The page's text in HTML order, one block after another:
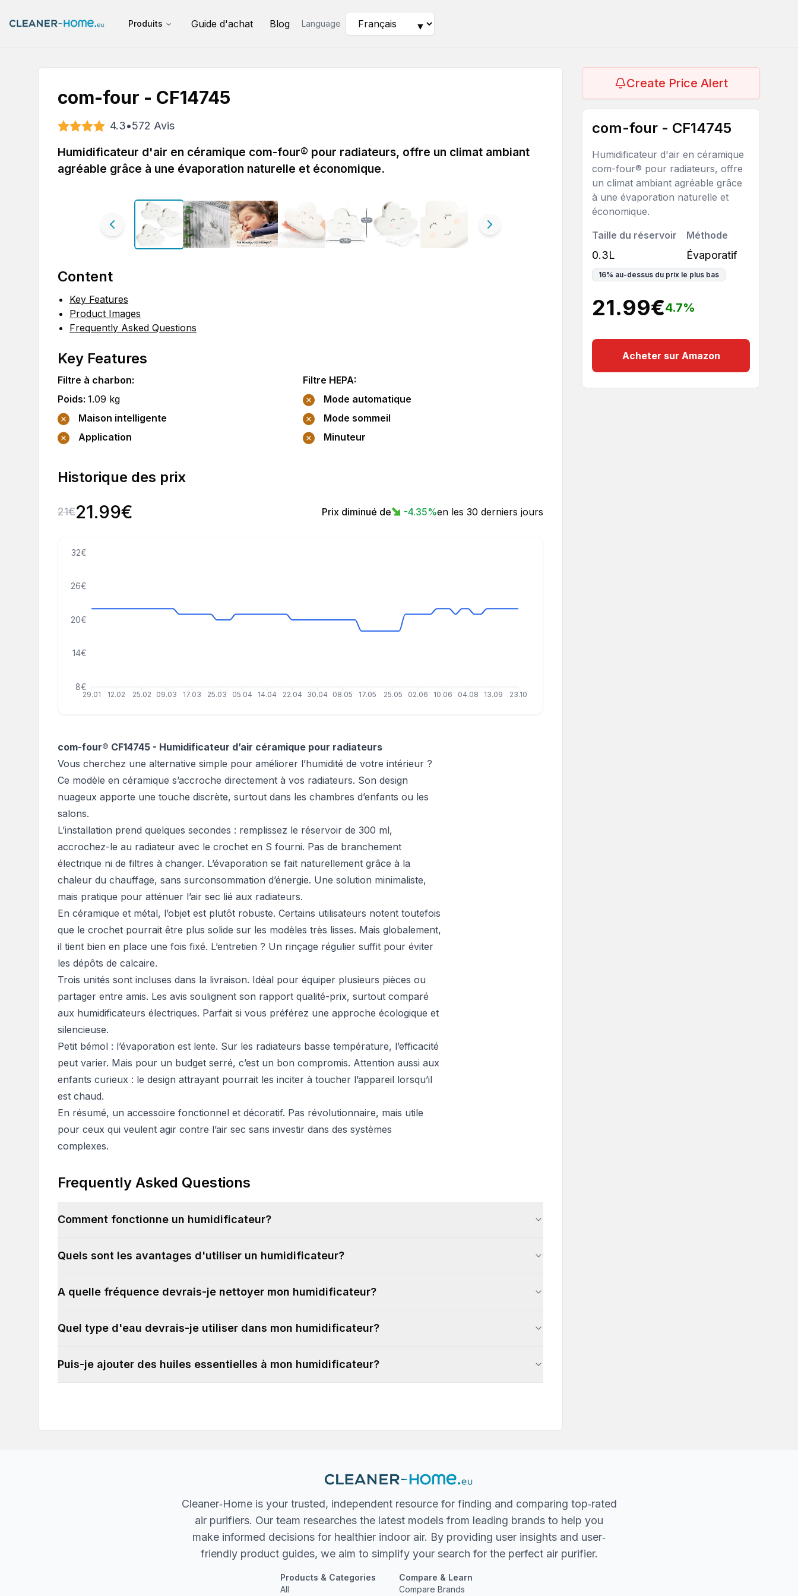
Produits Guide d'achat Blog Language ▼
com-four - CF14745
4.3•572 Avis
Humidificateur d'air en céramique com-four® pour radiateurs, offre un climat ambiant
agréable grâce à une évaporation naturelle et économique.
Content
Key Features
Product Images
Frequently Asked Questions
Key Features
Filtre à charbon: Filtre HEPA:
Poids: 1.09 kg
Mode automatique
Maison intelligente
Mode sommeil
Application
Minuteur
Historique des prix
21€21.99€ Prix diminué de -4.35%en les 30 derniers jours
29.01 12.02 25.02 09.03 17.03 25.03 05.04 14.04 22.04 30.04 08.05 17.05 25.05 02.06 10.06 04.08 13.09 23.10
8€
14€
20€
26€
32€
com-four® CF14745 - Humidificateur d’air céramique pour radiateurs
Vous cherchez une alternative simple pour améliorer l’humidité de votre intérieur ?
Ce modèle en céramique s’accroche directement à vos radiateurs. Son design
nuageux apporte une touche discrète, surtout dans les chambres d’enfants ou les
salons.
L’installation prend quelques secondes : remplissez le réservoir de 300 ml,
accrochez-le au radiateur avec le crochet en S fourni. Pas de branchement
électrique ni de filtres à changer. L’évaporation se fait naturellement grâce à la
chaleur du chauffage, sans surconsommation d’énergie. Une solution minimaliste,
mais pratique pour atténuer l’air sec lié aux radiateurs.
En céramique et métal, l’objet est plutôt robuste. Certains utilisateurs notent toutefois
que le crochet pourrait être plus solide sur les modèles très lisses. Mais globalement,
il tient bien en place une fois fixé. L’entretien ? Un rinçage régulier suffit pour éviter
les dépôts de calcaire.
Trois unités sont incluses dans la livraison. Idéal pour équiper plusieurs pièces ou
partager entre amis. Les avis soulignent son rapport qualité-prix, surtout comparé
aux humidificateurs électriques. Parfait si vous préférez une approche écologique et
silencieuse.
Petit bémol : l’évaporation est lente. Sur les radiateurs basse température, l’efficacité
peut varier. Mais pour un budget serré, c’est un bon compromis. Attention aussi aux
enfants curieux : le design attrayant pourrait les inciter à toucher l’appareil lorsqu’il
est chaud.
En résumé, un accessoire fonctionnel et décoratif. Pas révolutionnaire, mais utile
pour ceux qui veulent agir contre l’air sec sans investir dans des systèmes
complexes.
Frequently Asked Questions
Comment fonctionne un humidificateur?
Quels sont les avantages d'utiliser un humidificateur?
A quelle fréquence devrais-je nettoyer mon humidificateur?
Quel type d'eau devrais-je utiliser dans mon humidificateur?
Puis-je ajouter des huiles essentielles à mon humidificateur?
Create Price Alert
com-four - CF14745
Humidificateur d'air en céramique
com-four® pour radiateurs, offre
un climat ambiant agréable grâce
à une évaporation naturelle et
économique.
Taille du réservoir
0.3L
Méthode
Évaporatif
16% au-dessus du prix le plus bas
21.99€4.7%
Acheter sur Amazon
Cleaner‐Home is your trusted, independent resource for finding and comparing top‐rated
air purifiers. Our team researches the latest models from leading brands to help you
make informed decisions for healthier indoor air. By providing user insights and user‐
friendly product guides, we aim to simplify your search for the perfect air purifier.
Products & Categories
All
Compare & Learn
Compare Brands